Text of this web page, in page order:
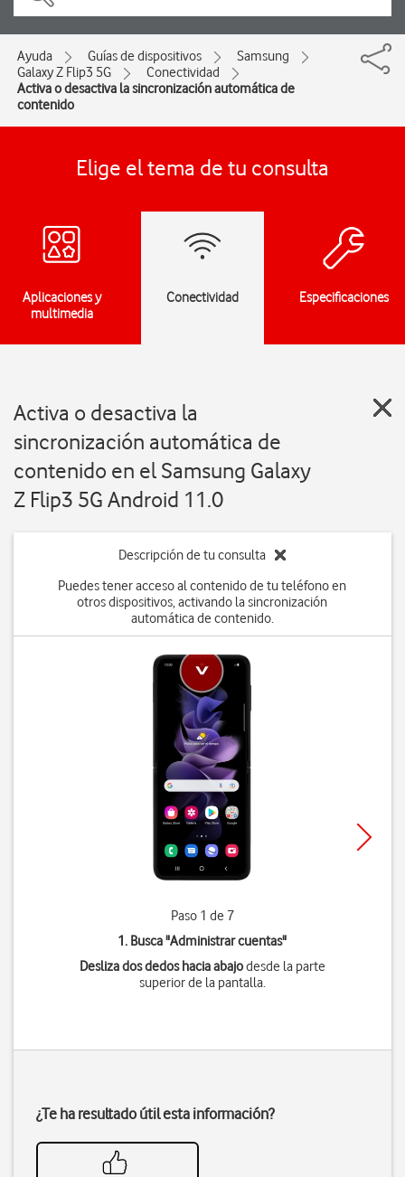
Ayuda Guías de dispositivos
Samsung
Galaxy Z Flip3 5G
Conectividad
Activa o desactiva la sincronización automática de
contenido
Elige el tema de tu consulta
Aplicaciones y
multimedia
Conectividad Especificaciones
Activa o desactiva la
sincronización automática de
contenido en el Samsung Galaxy
Z Flip3 5G Android 11.0
Descripción de tu consulta
Puedes tener acceso al contenido de tu teléfono en
otros dispositivos, activando la sincronización
automática de contenido.
Paso 1 de 7
1. Busca "Administrar cuentas"
Desliza dos dedos hacia abajodesde la parte
superior de la pantalla.
¿Te ha resultado útil esta información?